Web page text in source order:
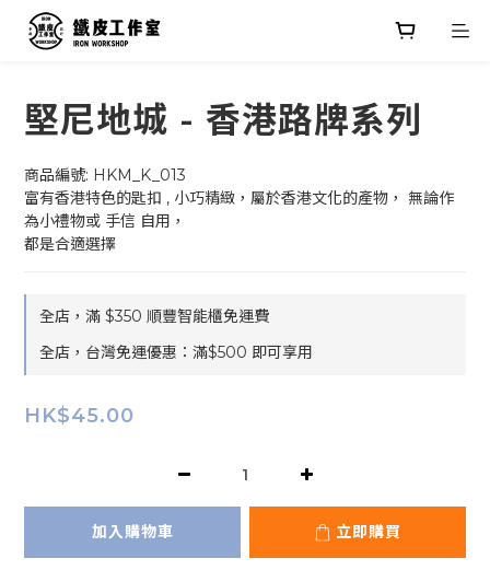
堅尼地城 - 香港路牌系列
商品編號: HKM_K_013
富有香港特色的匙扣 , 小巧精緻，屬於香港文化的產物， 無論作
為小禮物或 手信 自用，
都是合適選擇
全店，滿 $350 順豐智能櫃免運費
全店，台灣免運優惠：滿$500 即可享用
HK$45.00
加入購物車 立即購買